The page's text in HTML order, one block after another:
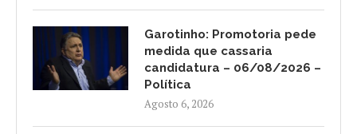
Garotinho: Promotoria pede
medida que cassaria
candidatura – 06/08/2026 –
Política
Agosto 6, 2026